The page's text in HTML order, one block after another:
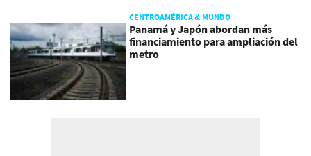
CENTROAMÉRICA & MUNDO
Panamá y Japón abordan más
financiamiento para ampliación del
metro